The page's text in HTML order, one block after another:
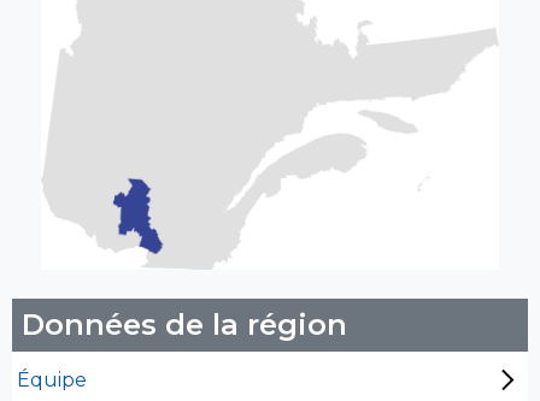
Données de la région
Équipe